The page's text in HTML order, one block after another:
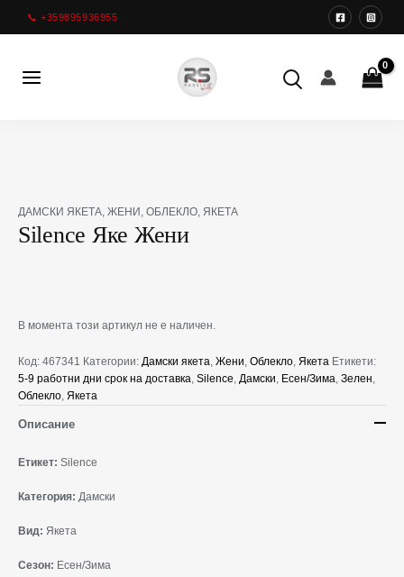
📞 +359895936955
Menu
ДАМСКИ ЯКЕТА, ЖЕНИ , ОБЛЕКЛО, ЯКЕТА
Silence Яке Жени
В момента този артикул не е наличен.
Код: 467341 Категории: Дамски якета, Жени, Облекло, Якета Етикети:
5-9 работни дни срок на доставка, Silence, Дамски, Есен/Зима, Зелен,
Облекло, Якета
Описание
Етикет: Silence
Категория: Дамски
Вид: Якета
Сезон: Есен/Зима